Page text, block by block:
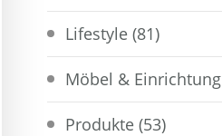
Lifestyle (81)
Möbel & Einrichtung
Produkte (53)